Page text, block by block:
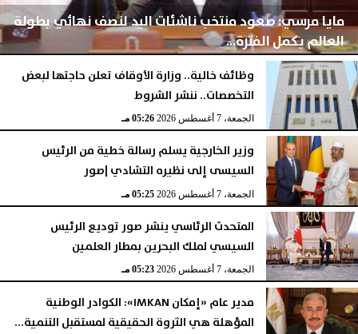
مايا مرسي: صعود منتخب ناشئات اليد لنصف نهائي بطولة
العالم يكمل الفترة...
الجمعة، 7 أغسطس 2026 05:28 مـ
وظائف خالية.. وزارة الأوقاف تعلن حاجتها لبعض
التخصصات.. ننشر الشروط
الجمعة، 7 أغسطس 2026 05:26 مـ
وزير الخارجية يسلم رسالة خطية من الرئيس
السيسى إلى نظيره التشادي |صور
الجمعة، 7 أغسطس 2026 05:25 مـ
المتحدث الرئاسي ينشر صور توديع الرئيس
السيسي لملك البحرين بمطار العلمين
الجمعة، 7 أغسطس 2026 05:23 مـ
مدير عام «إمكان IMKAN»: الكوادر الوطنية
المؤهلة هي الثروة الحقيقية لمستقبل التنمية...